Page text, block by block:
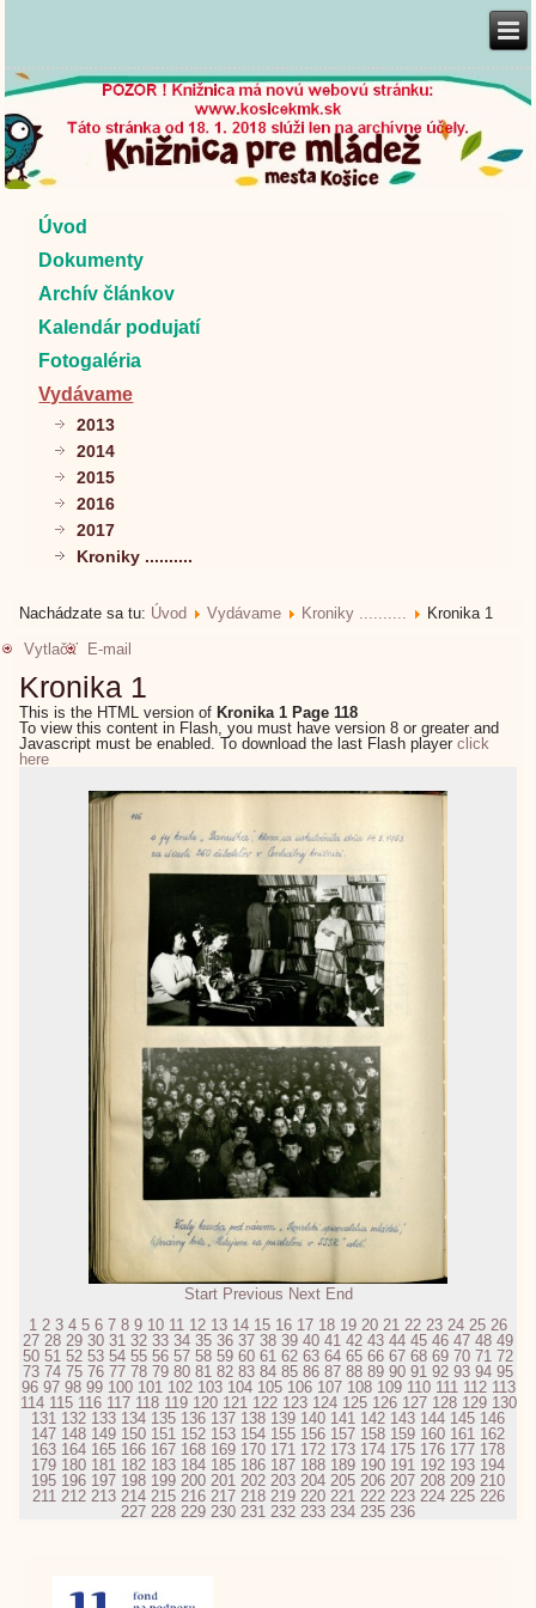
Úvod
Dokumenty
Archív článkov
Kalendár podujatí
Fotogaléria
Vydávame
2013
2014
2015
2016
2017
Kroniky ..........
Nachádzate sa tu: Úvod Vydávame Kroniky ..........
Kronika 1
Vytlačiť
E-mail
Kronika 1
This is the HTML version of Kronika 1 Page 118
To view this content in Flash, you must have version 8 or greater and
Javascript must be enabled. To download the last Flash playerclick
here
Start Previous Next End
1 2 3 4 5 6 7 8 9 10 11 12 13 14 15 16 17 18 19 20 21 22 23 24 25 26
27 28 29 30 31 32 33 34 35 36 37 38 39 40 41 42 43 44 45 46 47 48 49
50 51 52 53 54 55 56 57 58 59 60 61 62 63 64 65 66 67 68 69 70 71 72
73 74 75 76 77 78 79 80 81 82 83 84 85 86 87 88 89 90 91 92 93 94 95
96 97 98 99 100 101 102 103 104 105 106 107 108 109 110 111 112 113
114 115 116 117 118 119 120 121 122 123 124 125 126 127 128 129 130
131 132 133 134 135 136 137 138 139 140 141 142 143 144 145 146
147 148 149 150 151 152 153 154 155 156 157 158 159 160 161 162
163 164 165 166 167 168 169 170 171 172 173 174 175 176 177 178
179 180 181 182 183 184 185 186 187 188 189 190 191 192 193 194
195 196 197 198 199 200 201 202 203 204 205 206 207 208 209 210
211 212 213 214 215 216 217 218 219 220 221 222 223 224 225 226
227 228 229 230 231 232 233 234 235 236